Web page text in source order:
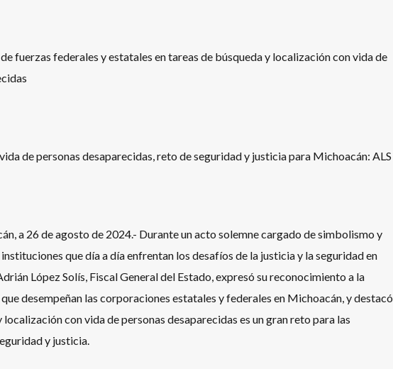
fuerzas federales y estatales en tareas de búsqueda y localización con vida de
de personas desaparecidas, reto de seguridad y justicia para Michoacán: ALS
a 26 de agosto de 2024.- Durante un acto solemne cargado de simbolismo y
que día a día enfrentan los desafíos de la justicia y la seguridad en
López Solís, Fiscal General del Estado, expresó su reconocimiento a la
desempeñan las corporaciones estatales y federales en Michoacán, y destacó
localización con vida de personas desaparecidas es un gran reto para las
y justicia.